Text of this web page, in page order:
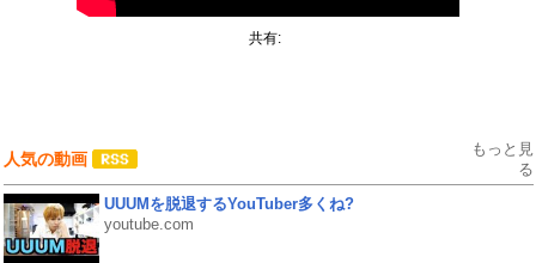
共有:
人気の動画
もっと見
る
UUUMを脱退するYouTuber多くね?
youtube.com